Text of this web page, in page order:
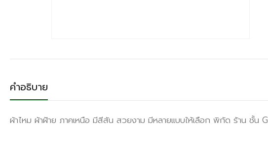
คำอธิบาย
ผ้าไหม ผ้าฝ้าย ภาคเหนือ มีสีสัน สวยงาม มีหลายเเบบให้เลือก พิกัด ร้าน ชั้น G